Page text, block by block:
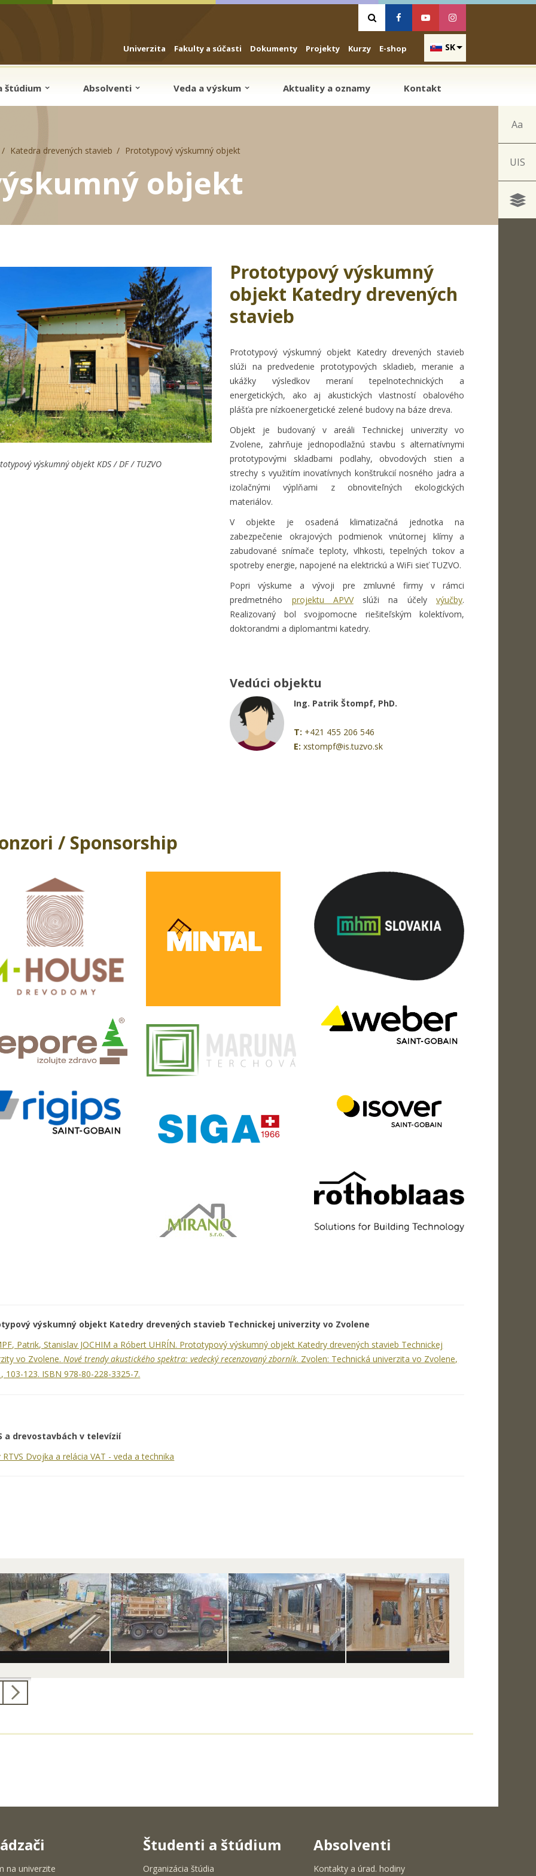
Vyhľadávanie
FacebookYoutubeInstagram
SK
Univerzita Fakulty a súčasti Dokumenty Projekty Kurzy E-shop
štúdium Absolventi Veda a výskum Aktuality a oznamy Kontakt
Aa
UIS
Katedra drevených stavieb Prototypový výskumný objekt
objekt
výskumný objekt KDS / DF / TUZVO
Prototypový výskumný
objekt Katedry drevených
stavieb
Prototypový výskumný objekt Katedry drevených stavieb
slúži na predvedenie prototypových skladieb, meranie a
ukážky výsledkov meraní tepelnotechnických a
energetických, ako aj akustických vlastností obalového
plášťa pre nízkoenergetické zelené budovy na báze dreva.
Objekt je budovaný v areáli Technickej univerzity vo
Zvolene, zahrňuje jednopodlažnú stavbu s alternatívnymi
prototypovými skladbami podlahy, obvodových stien a
strechy s využitím inovatívnych konštrukcií nosného jadra a
izolačnými výplňami z obnoviteľných ekologických
materiálov.
V objekte je osadená klimatizačná jednotka na
zabezpečenie okrajových podmienok vnútornej klímy a
zabudované snímače teploty, vlhkosti, tepelných tokov a
spotreby energie, napojené na elektrickú a WiFi sieť TUZVO.
Popri výskume a vývoji pre zmluvné firmy v rámci
predmetného projektu APVVslúži na účelyvýučby.
Realizovaný bol svojpomocne riešiteľským kolektívom,
doktorandmi a diplomantmi katedry.
Vedúci objektu
Ing. Patrik Štompf, PhD.
T: +421 455 206 546
E: xstompf@is.tuzvo.sk
/ Sponsorship
výskumný objekt Katedry drevených stavieb Technickej univerzity vo Zvolene
Patrik, Stanislav JOCHIM a Róbert UHRÍN. Prototypový výskumný objekt Katedry drevených stavieb Technickej
vo Zvolene.Nové trendy akustického spektra: vedecký recenzovaný zborník. Zvolen: Technická univerzita vo Zvolene,
103-123. ISBN 978-80-228-3325-7.
a drevostavbách v televízií
RTVS Dvojka a relácia VAT - veda a technika
na univerzite
Študenti a štúdium
Organizácia štúdia
Absolventi
Kontakty a úrad. hodiny